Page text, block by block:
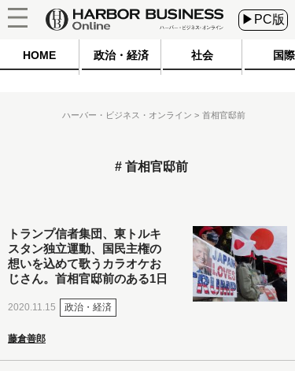
▶PC版
HOME 政治・経済 社会 国際
ハーバー・ビジネス・オンライン 首相官邸前
首相官邸前
トランプ信者集団、東トルキ
スタン独立運動、国民主権の
想いを込めて歌うカラオケお
じさん。首相官邸前のある1日
2020.11.15 政治・経済
藤倉善郎